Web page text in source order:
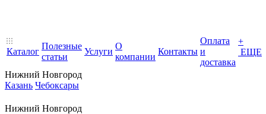
Каталог
Полезные
статьи
Услуги
О
компании
Контакты
Оплата
и
доставка
+
ЕЩЕ
Нижний Новгород
Казань Чебоксары
Нижний Новгород